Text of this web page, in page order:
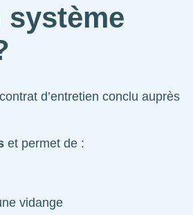
d’entretien conclu auprès
et permet de :
vidange